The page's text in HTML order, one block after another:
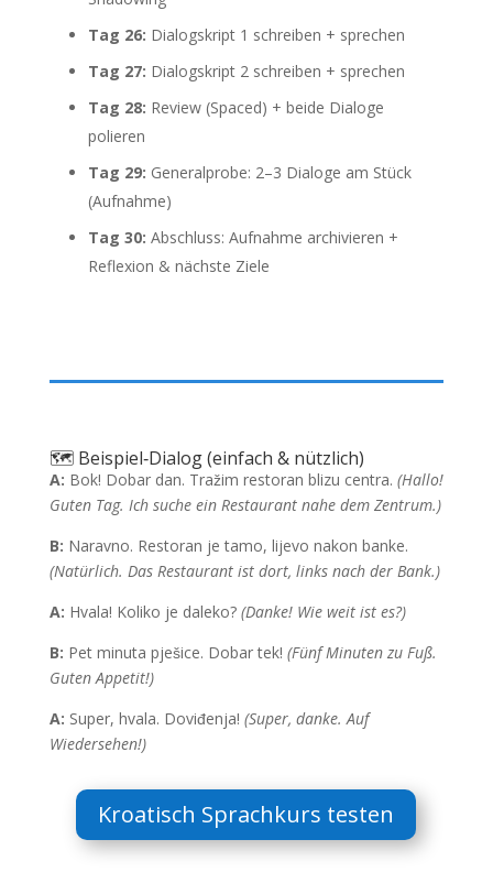
Tag 26: Dialogskript 1 schreiben + sprechen
Tag 27: Dialogskript 2 schreiben + sprechen
Tag 28: Review (Spaced) + beide Dialoge
polieren
Tag 29: Generalprobe: 2–3 Dialoge am Stück
(Aufnahme)
Tag 30: Abschluss: Aufnahme archivieren +
Reflexion & nächste Ziele
🗺️ Beispiel‑Dialog (einfach & nützlich)
A: Bok! Dobar dan. Tražim restoran blizu centra. (Hallo!
Guten Tag. Ich suche ein Restaurant nahe dem Zentrum.)
B: Naravno. Restoran je tamo, lijevo nakon banke.
(Natürlich. Das Restaurant ist dort, links nach der Bank.)
A: Hvala! Koliko je daleko? (Danke! Wie weit ist es?)
B: Pet minuta pješice. Dobar tek! (Fünf Minuten zu Fuß.
Guten Appetit!)
A: Super, hvala. Doviđenja! (Super, danke. Auf
Wiedersehen!)
Kroatisch Sprachkurs testen